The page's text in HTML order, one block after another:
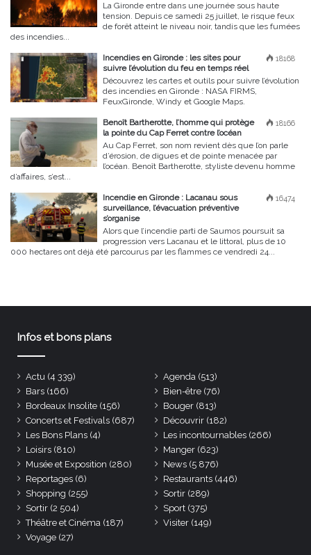
La Gironde entre dans une journée sous haute
tension. Depuis ce samedi 25 juillet, le risque feux
de forêt atteint le niveau noir, tandis que les fumées
des incendies...
18168
Incendies en Gironde : les sites pour
suivre l’évolution du feu en temps réel
Découvrez les cartes et outils pour suivre l’évolution
des incendies en Gironde : NASA FIRMS,
FeuxGironde, Windy et Google Maps.
18166
Benoît Bartherotte, l’homme qui protège
la pointe du Cap Ferret contre l’océan
Au Cap Ferret, son nom revient dès que l’on parle
d’érosion, de digues et de pointe menacée par
l’océan. Benoît Bartherotte, styliste devenu homme
d’affaires, s’est...
16474
Incendie en Gironde : Lacanau sous
surveillance, l’évacuation préventive
s’organise
Alors que l’incendie parti de Saumos poursuit sa
progression vers Lacanau et le littoral, plus de 10
000 hectares ont déjà été parcourus par les flammes ce vendredi 24...
Infos et bons plans
Actu (4 339) Agenda (513)
Bars (166) Bien-être (76)
Bordeaux Insolite (156) Bouger (813)
Concerts et Festivals (687) Découvrir (182)
Les Bons Plans (4) Les incontournables (266)
Loisirs (810) Manger (623)
Musée et Exposition (280) News (5 876)
Reportages (6) Restaurants (446)
Shopping (255) Sortir (289)
Sortir (2 504) Sport (375)
Théâtre et Cinéma (187) Visiter (149)
Voyage (27)